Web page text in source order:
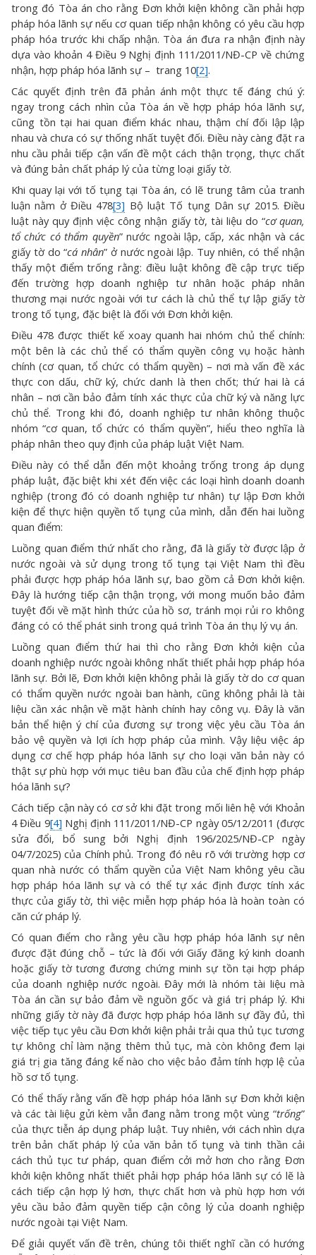
trong đó Tòa án cho rằng Đơn khởi kiện không cần phải hợp
pháp hóa lãnh sự nếu cơ quan tiếp nhận không có yêu cầu hợp
pháp hóa trước khi chấp nhận. Tòa án đưa ra nhận định này
dựa vào khoản 4 Điều 9 Nghị định 111/2011/NĐ-CP về chứng
nhận, hợp pháp hóa lãnh sự – trang 10[2].
Các quyết định trên đã phản ánh một thực tế đáng chú ý:
ngay trong cách nhìn của Tòa án về hợp pháp hóa lãnh sự,
cũng tồn tại hai quan điểm khác nhau, thậm chí đối lập lập
nhau và chưa có sự thống nhất tuyệt đối. Điều này càng đặt ra
nhu cầu phải tiếp cận vấn đề một cách thận trọng, thực chất
và đúng bản chất pháp lý của từng loại giấy tờ.
Khi quay lại với tố tụng tại Tòa án, có lẽ trung tâm của tranh
luận nằm ở Điều 478[3] Bộ luật Tố tụng Dân sự 2015. Điều
luật này quy định việc công nhận giấy tờ, tài liệu do “cơ quan,
tổ chức có thẩm quyền” nước ngoài lập, cấp, xác nhận và các
giấy tờ do “cá nhân” ở nước ngoài lập. Tuy nhiên, có thể nhận
thấy một điểm trống rằng: điều luật không đề cập trực tiếp
đến trường hợp doanh nghiệp tư nhân hoặc pháp nhân
thương mại nước ngoài với tư cách là chủ thể tự lập giấy tờ
trong tố tụng, đặc biệt là đối với Đơn khởi kiện.
Điều 478 được thiết kế xoay quanh hai nhóm chủ thể chính:
một bên là các chủ thể có thẩm quyền công vụ hoặc hành
chính (cơ quan, tổ chức có thẩm quyền) – nơi mà vấn đề xác
thực con dấu, chữ ký, chức danh là then chốt; thứ hai là cá
nhân – nơi cần bảo đảm tính xác thực của chữ ký và năng lực
chủ thể. Trong khi đó, doanh nghiệp tư nhân không thuộc
nhóm “cơ quan, tổ chức có thẩm quyền”, hiểu theo nghĩa là
pháp nhân theo quy định của pháp luật Việt Nam.
Điều này có thể dẫn đến một khoảng trống trong áp dụng
pháp luật, đặc biệt khi xét đến việc các loại hình doanh doanh
nghiệp (trong đó có doanh nghiệp tư nhân) tự lập Đơn khởi
kiện để thực hiện quyền tố tụng của mình, dẫn đến hai luồng
quan điểm:
Luồng quan điểm thứ nhất cho rằng, đã là giấy tờ được lập ở
nước ngoài và sử dụng trong tố tụng tại Việt Nam thì đều
phải được hợp pháp hóa lãnh sự, bao gồm cả Đơn khởi kiện.
Đây là hướng tiếp cận thận trọng, với mong muốn bảo đảm
tuyệt đối về mặt hình thức của hồ sơ, tránh mọi rủi ro không
đáng có có thể phát sinh trong quá trình Tòa án thụ lý vụ án.
Luồng quan điểm thứ hai thì cho rằng Đơn khởi kiện của
doanh nghiệp nước ngoài không nhất thiết phải hợp pháp hóa
lãnh sự. Bởi lẽ, Đơn khởi kiện không phải là giấy tờ do cơ quan
có thẩm quyền nước ngoài ban hành, cũng không phải là tài
liệu cần xác nhận về mặt hành chính hay công vụ. Đây là văn
bản thể hiện ý chí của đương sự trong việc yêu cầu Tòa án
bảo vệ quyền và lợi ích hợp pháp của mình. Vậy liệu việc áp
dụng cơ chế hợp pháp hóa lãnh sự cho loại văn bản này có
thật sự phù hợp với mục tiêu ban đầu của chế định hợp pháp
hóa lãnh sự?
Cách tiếp cận này có cơ sở khi đặt trong mối liên hệ với Khoản
4 Điều 9[4] Nghị định 111/2011/NĐ-CP ngày 05/12/2011 (được
sửa đổi, bổ sung bởi Nghị định 196/2025/NĐ-CP ngày
04/7/2025) của Chính phủ. Trong đó nêu rõ với trường hợp cơ
quan nhà nước có thẩm quyền của Việt Nam không yêu cầu
hợp pháp hóa lãnh sự và có thể tự xác định được tính xác
thực của giấy tờ, thì việc miễn hợp pháp hóa là hoàn toàn có
căn cứ pháp lý.
Có quan điểm cho rằng yêu cầu hợp pháp hóa lãnh sự nên
được đặt đúng chỗ – tức là đối với Giấy đăng ký kinh doanh
hoặc giấy tờ tương đương chứng minh sự tồn tại hợp pháp
của doanh nghiệp nước ngoài. Đây mới là nhóm tài liệu mà
Tòa án cần sự bảo đảm về nguồn gốc và giá trị pháp lý. Khi
những giấy tờ này đã được hợp pháp hóa lãnh sự đầy đủ, thì
việc tiếp tục yêu cầu Đơn khởi kiện phải trải qua thủ tục tương
tự không chỉ làm nặng thêm thủ tục, mà còn không đem lại
giá trị gia tăng đáng kể nào cho việc bảo đảm tính hợp lệ của
hồ sơ tố tụng.
Có thể thấy rằng vấn đề hợp pháp hóa lãnh sự Đơn khởi kiện
và các tài liệu gửi kèm vẫn đang nằm trong một vùng “trống”
của thực tiễn áp dụng pháp luật. Tuy nhiên, với cách nhìn dựa
trên bản chất pháp lý của văn bản tố tụng và tinh thần cải
cách thủ tục tư pháp, quan điểm cởi mở hơn cho rằng Đơn
khởi kiện không nhất thiết phải hợp pháp hóa lãnh sự có lẽ là
cách tiếp cận hợp lý hơn, thực chất hơn và phù hợp hơn với
yêu cầu bảo đảm quyền tiếp cận công lý của doanh nghiệp
nước ngoài tại Việt Nam.
Để giải quyết vấn đề trên, chúng tôi thiết nghĩ cần có hướng